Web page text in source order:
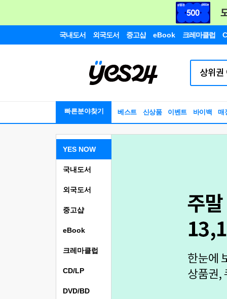
국내도서 외국도서 중고샵 eBook 크레마클럽
빠른분야찾기 베스트 신상품 이벤트 바이백 매
YES NOW
국내도서
외국도서
중고샵
eBook
크레마클럽
CD/LP
DVD/BD